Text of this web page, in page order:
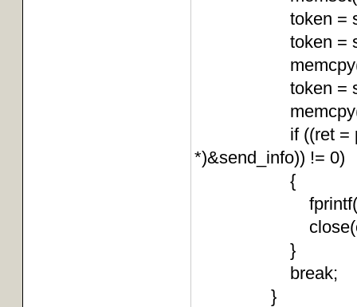
token =
token =
token =
if ((ret =
*)&send_info)) != 0)
{
fprintf(stderr,
break;
}